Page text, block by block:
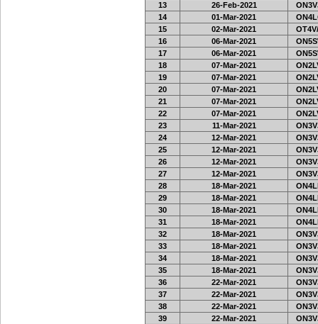
13
26-Feb-2021
14
01-Mar-2021
15
02-Mar-2021
16
06-Mar-2021
17
06-Mar-2021
18
07-Mar-2021
19
07-Mar-2021
20
07-Mar-2021
21
07-Mar-2021
22
07-Mar-2021
23
11-Mar-2021
24
12-Mar-2021
25
12-Mar-2021
26
12-Mar-2021
27
12-Mar-2021
28
18-Mar-2021
29
18-Mar-2021
30
18-Mar-2021
31
18-Mar-2021
32
18-Mar-2021
33
18-Mar-2021
34
18-Mar-2021
35
18-Mar-2021
36
22-Mar-2021
37
22-Mar-2021
38
22-Mar-2021
39
22-Mar-2021